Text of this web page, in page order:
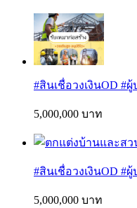
#สินเชื่อวงเงินOD #
5,000,000 บาท
#สินเชื่อวงเงินOD #
5,000,000 บาท